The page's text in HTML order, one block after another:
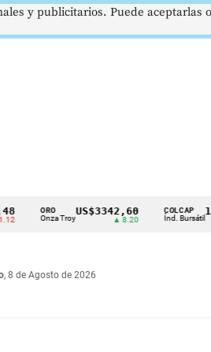
ORO
Onza Troy
US$3342,60 COLCAP
Índ. Bursátil
, 8 de Agosto de 2026
y publicitarios. Puede aceptarlas